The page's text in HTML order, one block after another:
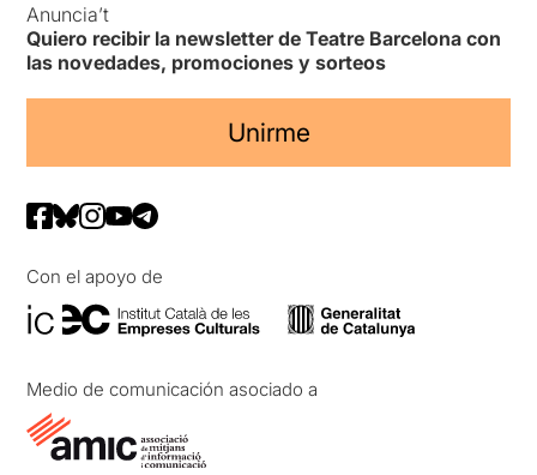
Anuncia’t
Quiero recibir la newsletter de Teatre Barcelona con
las novedades, promociones y sorteos
Unirme
Con el apoyo de
Medio de comunicación asociado a